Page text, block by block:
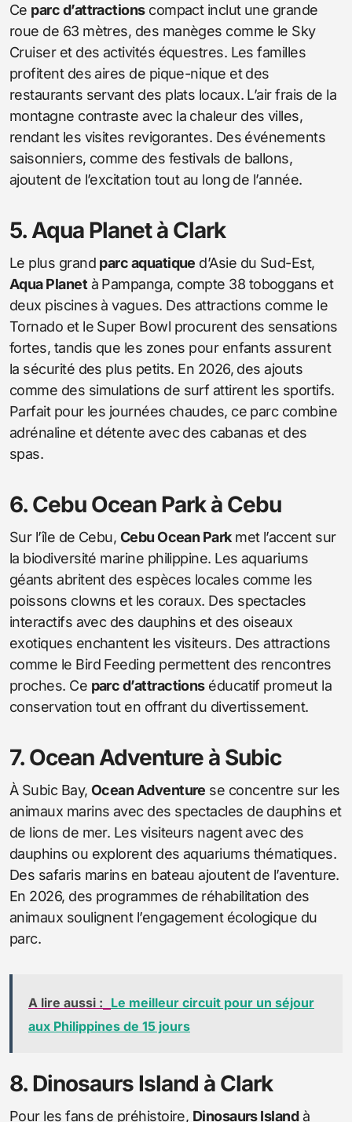
Ce parc d’attractionscompact inclut une grande
roue de 63 mètres, des manèges comme le Sky
Cruiser et des activités équestres. Les familles
profitent des aires de pique-nique et des
restaurants servant des plats locaux. L’air frais de la
montagne contraste avec la chaleur des villes,
rendant les visites revigorantes. Des événements
saisonniers, comme des festivals de ballons,
ajoutent de l’excitation tout au long de l’année.
5. Aqua Planet à Clark
Le plus grand parc aquatique d’Asie du Sud-Est,
Aqua Planet à Pampanga, compte 38 toboggans et
deux piscines à vagues. Des attractions comme le
Tornado et le Super Bowl procurent des sensations
fortes, tandis que les zones pour enfants assurent
la sécurité des plus petits. En 2026, des ajouts
comme des simulations de surf attirent les sportifs.
Parfait pour les journées chaudes, ce parc combine
adrénaline et détente avec des cabanas et des
spas.
6. Cebu Ocean Park à Cebu
Sur l’île de Cebu, Cebu Ocean Parkmet l’accent sur
la biodiversité marine philippine. Les aquariums
géants abritent des espèces locales comme les
poissons clowns et les coraux. Des spectacles
interactifs avec des dauphins et des oiseaux
exotiques enchantent les visiteurs. Des attractions
comme le Bird Feeding permettent des rencontres
proches. Ce parc d’attractionséducatif promeut la
conservation tout en offrant du divertissement.
7. Ocean Adventure à Subic
À Subic Bay, Ocean Adventure se concentre sur les
animaux marins avec des spectacles de dauphins et
de lions de mer. Les visiteurs nagent avec des
dauphins ou explorent des aquariums thématiques.
Des safaris marins en bateau ajoutent de l’aventure.
En 2026, des programmes de réhabilitation des
animaux soulignent l’engagement écologique du
parc.
A lire aussi : Le meilleur circuit pour un séjour
aux Philippines de 15 jours
8. Dinosaurs Island à Clark
Pour les fans de préhistoire, Dinosaurs Islandà